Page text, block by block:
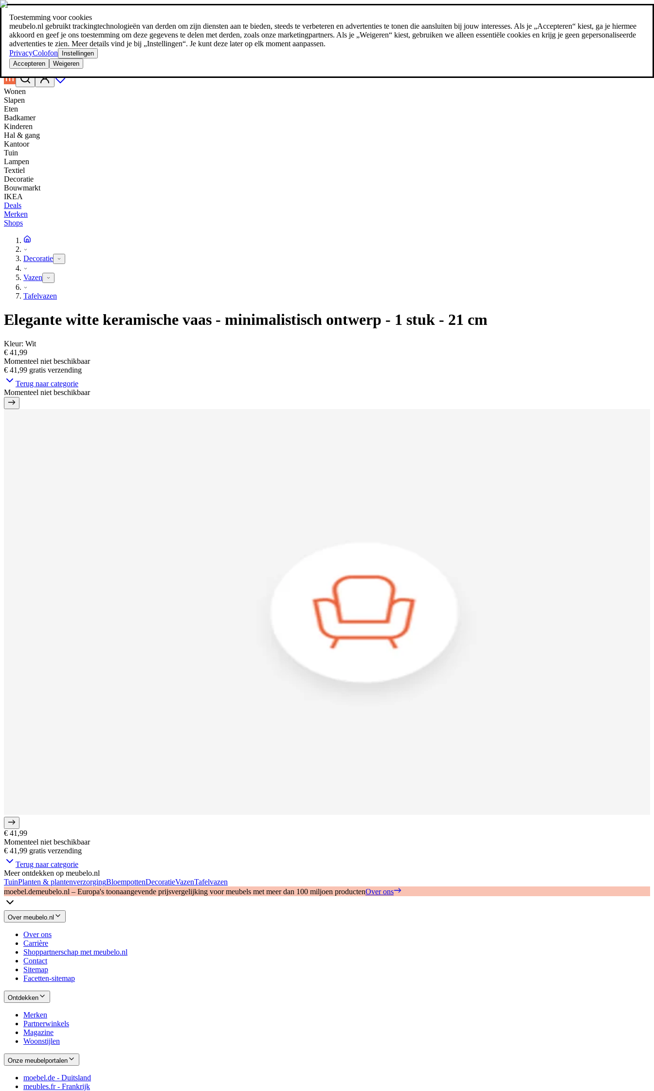
Toestemming voor cookies
meubelo.nl gebruikt trackingtechnologieën van derden om zijn diensten aan te bieden, steeds te verbeteren en advertenties te tonen die aansluiten bij jouw interesses. Als je „Accepteren“ kiest, ga je hiermee
akkoord en geef je ons toestemming om deze gegevens te delen met derden, zoals onze marketingpartners. Als je „Weigeren“ kiest, gebruiken we alleen essentiële cookies en krijg je geen gepersonaliseerde
advertenties te zien. Meer details vind je bij „Instellingen“. Je kunt deze later op elk moment aanpassen.
PrivacyColofon
Instellingen
Accepteren
Weigeren
Zoeken
meubel jezelf de beste prijs!meubel jezelf de beste prijs!
Wonen
Slapen
Eten
Badkamer
Kinderen
Hal & gang
Kantoor
Tuin
Lampen
Textiel
Decoratie
Bouwmarkt
IKEA
Deals
Merken
Shops
Decoratie
Vazen
Tafelvazen
Elegante witte keramische vaas - minimalistisch ontwerp - 1 stuk - 21 cm
Kleur: Wit
€ 41,99
Momenteel niet beschikbaar
€ 41,99 gratis verzending
Terug naar categorie
Momenteel niet beschikbaar
€ 41,99
Momenteel niet beschikbaar
€ 41,99 gratis verzending
Terug naar categorie
Meer ontdekken op meubelo.nl
TuinPlanten & plantenverzorgingBloempottenDecoratieVazenTafelvazen
moebel.demeubelo.nl – Europa's toonaangevende prijsvergelijking voor meubels met meer dan 100 miljoen productenOver ons
Over meubelo.nl
Over ons
Carrière
Shoppartnerschap met meubelo.nl
Contact
Sitemap
Facetten-sitemap
Ontdekken
Merken
Partnerwinkels
Magazine
Woonstijlen
Onze meubelportalen
moebel.de - Duitsland
meubles.fr - Frankrijk